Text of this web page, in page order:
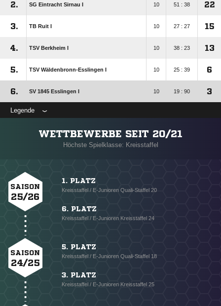
2. SG Eintracht Sirnau I 10 51 : 38 22
3. TB Ruit I 10 27 : 27 15
4. TSV Berkheim I 10 38 : 23 13
5. TSV Wäldenbronn-Esslingen I 10 25 : 39 6
6. SV 1845 Esslingen I 10 19 : 90 3
Legende
WETTBEWERBE SEIT 20/21
Höchste Spielklasse: Kreisstaffel
SAISON
25/26
1. PLATZ
Kreisstaffel / E-Junioren Quali-Staffel 20
6. PLATZ
Kreisstaffel / E-Junioren Kreisstaffel 24
SAISON
24/25
5. PLATZ
Kreisstaffel / E-Junioren Quali-Staffel 18
3. PLATZ
Kreisstaffel / E-Junioren Kreisstaffel 25